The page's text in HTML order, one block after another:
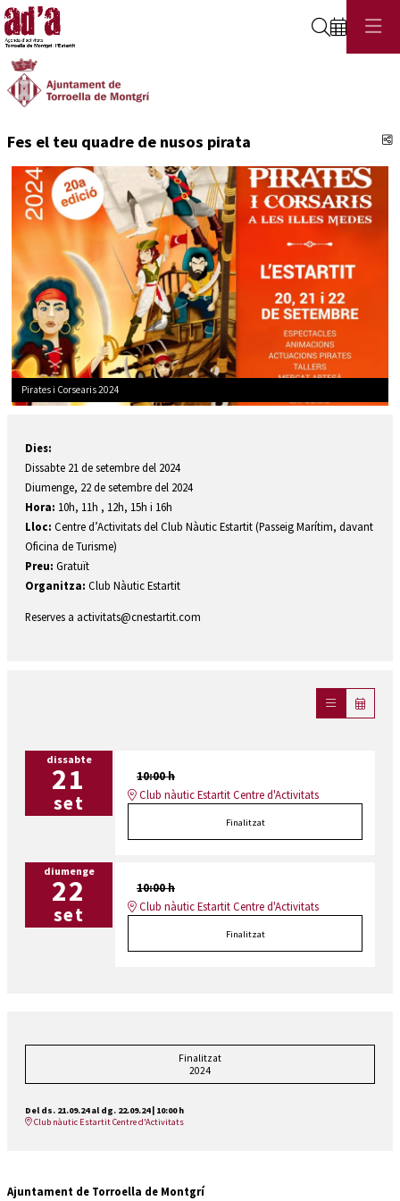
Cerca
Fes el teu quadre de nusos pirata
Pirates i Corsearis 2024
Dies:
Dissabte 21 de setembre del 2024
Diumenge, 22 de setembre del 2024
Hora: 10h, 11h , 12h, 15h i 16h
Lloc: Centre d’Activitats del Club Nàutic Estartit (Passeig Marítim, davant
Oficina de Turisme)
Preu: Gratuït
Organitza: Club Nàutic Estartit
Reserves a activitats@cnestartit.com
dissabte
21
set
10:00 h
Club nàutic Estartit Centre d'Activitats
Finalitzat
diumenge
22
set
10:00 h
Club nàutic Estartit Centre d'Activitats
Finalitzat
Finalitzat
2024
Del ds. 21.09.24al dg. 22.09.24| 10:00 h
Club nàutic Estartit Centre d'Activitats
Ajuntament de Torroella de Montgrí